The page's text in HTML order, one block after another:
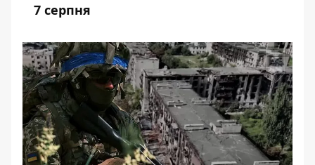
7 серпня